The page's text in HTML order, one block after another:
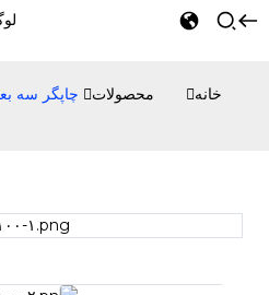
خانه محصولات
چاپگر سه